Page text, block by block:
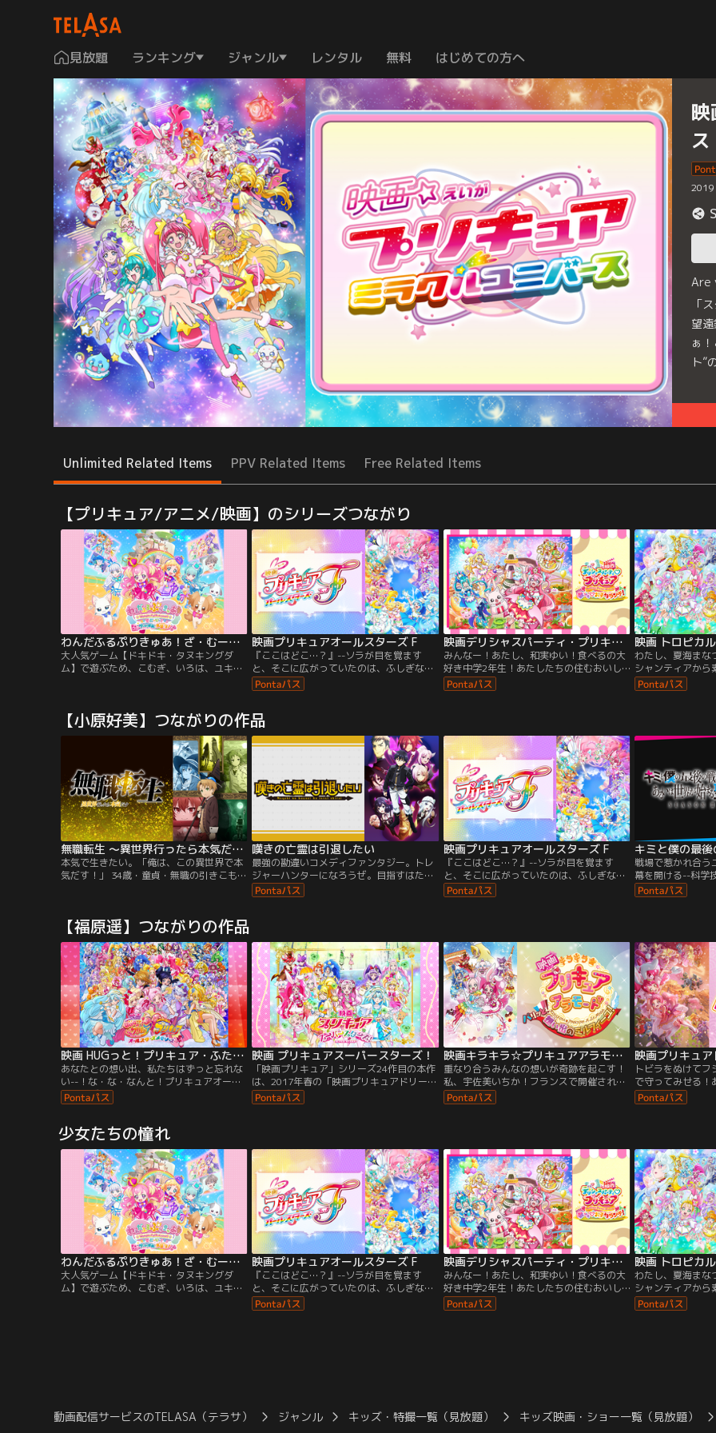
見放題 ランキング ジャンル レンタル 無料 はじめての方へ
ス
2019
Are
「
望
ぁ
ト”
Unlimited Related Items PPV Related Items Free Related Items
【プリキュア/アニメ/映画】のシリーズつながり
わんだふるぷりきゅあ！ざ・むーびー！ドキドキ・ゲームの世界で大冒険！
大人気ゲーム【ドキドキ・タヌキングダ
ム】で遊ぶため、こむぎ、いろは、ユキ、
ぎは、いろはやみんなと離れ離れに…！？
大好きないろはに会うために、こむぎはい
ろんなゲーム対決に挑戦することに！
映画プリキュアオールスターズ F
『ここはどこ…？』--ソラが目を覚ます
と、そこに広がっていたのは、ふしぎな世
界…。どうやらましろたちとはぐれちゃっ
たみたい…。でも、そこでゆいとまなつと
しいお友達がいっぱい！なんと、プリムは
キュアシュプリームに変身するよ！ましろ
は、海に浮かぶ小島で、ローラやあまね、
映画デリシャスパーティ・プリキュア 夢みる・お子さまランチ！
みんなー！あたし、和実ゆい！食べるの大
好き中学2年生！あたしたちの住むおいし
ーなタウンに、「お子さまランチのテーマ
パーク＜ドリーミア＞」が突然あらわれた
クションがたくさん。
わたし、夏海まな
シャンティアから
だ！新しく女王に
式が開かれるんだ
【小原好美】つながりの作品
無職転生 ～異世界行ったら本気だす～
本気で生きたい。「俺は、この異世界で本
気だす！」 34歳・童貞・無職の引きこもり
世界で赤ん坊に生まれ変わっていた！ ゴミ
クズのように生きてきた男は、少年・ルー
デウスとして異世界で本気をだして生きて
いく事を誓う--！
嘆きの亡霊は引退したい
最強の勘違いコメディファンタジー。トレ
ジャーハンターになろうぜ。目指すはただ
ひとつ、世界最強の英雄だ。かつてそんな
誓いを交わした六人の中でひとりだけ圧倒
ライ、お前、特に役割ないんだからリーダ
ーやれよ」才能があり過ぎる怪物達（＝幼
馴染達）で結成されたパーティ…。
映画プリキュアオールスターズ F
『ここはどこ…？』--ソラが目を覚ます
と、そこに広がっていたのは、ふしぎな世
界…。どうやらましろたちとはぐれちゃっ
たみたい…。でも、そこでゆいとまなつと
キュアシュプリームに変身するよ！ましろ
は、海に浮かぶ小島で、ローラやあまね、
のどかと出会って…。
キミと僕の最
戦場で惹かれ合う
幕を開ける--科学
掛けの理想郷「帝
を駆使し、“魔女
庁の王女にして“
は、激闘の中で互
き方と理想に惹か
【福原遥】つながりの作品
映画 HUGっと！プリキュア・ふたりはプリキュア オールスターズメモリーズ
あなたとの想い出、私たちはずっと忘れな
い--！な・な・なんと！プリキュアオール
スターズがちっちゃくなゃった！それは
「プリキュアの想い出」をねらうミデンの
のことをぜ～んぶ忘れちゃうみたい！？し
かも残ったプリキュアは「HUGっと！プリ
キュア」と「ふたりはプリキュア」だけ
で……大ピンチ！！
映画 プリキュアスーパースターズ！
「映画プリキュア」シリーズ24作目の本作
は、2017年春の「映画プリキュアドリーム
スターズ！」につづきシリーズ直近3世代
のプリキュアが登場します。劇場版タイト
映画キラキラ☆プリキュアアラモード パリッと！想い出のミルフィーユ！
重なり合うみんなの想いが奇跡を起こす！
私、宇佐美いちか！フランスで開催される
有名なスイーツコンテストにキラパティメ
ンバーの出場が決定したよ♪でもシエルが
ティシエのジャン＝ピエールさんに出会っ
たんだけど…。
映画プリキュ
トビラをぬけて
で守ってみせる！
フシギな夢で見た
と、現実の世界で
達の狐・シズクを
石」「スイーツ」
るのだという。
少女たちの憧れ
わんだふるぷりきゅあ！ざ・むーびー！ドキドキ・ゲームの世界で大冒険！
大人気ゲーム【ドキドキ・タヌキングダ
ム】で遊ぶため、こむぎ、いろは、ユキ、
映画プリキュアオールスターズ F
『ここはどこ…？』--ソラが目を覚ます
と、そこに広がっていたのは、ふしぎな世
界…。どうやらましろたちとはぐれちゃっ
たみたい…。でも、そこでゆいとまなつと
映画デリシャスパーティ・プリキュア 夢みる・お子さまランチ！
みんなー！あたし、和実ゆい！食べるの大
好き中学2年生！あたしたちの住むおいし
ーなタウンに、「お子さまランチのテーマ
パーク＜ドリーミア＞」が突然あらわれた
わたし、夏海まな
シャンティアから
だ！新しく女王に
式が開かれるんだ
動画配信サービスのTELASA（テラサ） ジャンル キッズ・特撮一覧（見放題） キッズ映画・ショー一覧（見放題）